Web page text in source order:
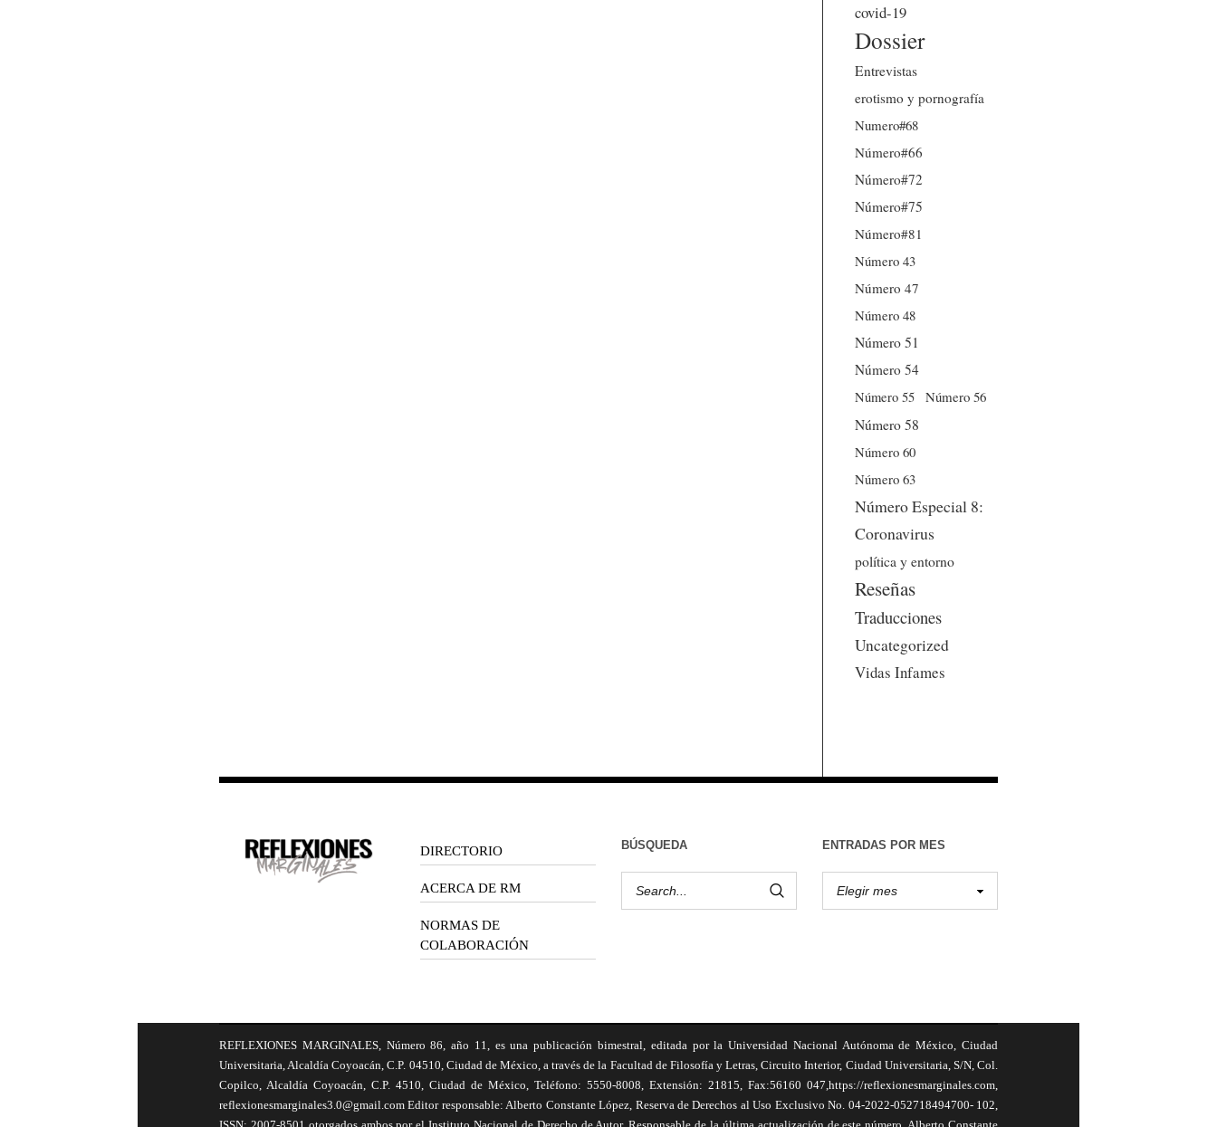
covid-19
Dossier
Entrevistas
erotismo y pornografía
Numero#68
Número#66
Número#72
Número#75
Número#81
Número 43
Número 47
Número 48
Número 51
Número 54
Número 55
Número 56
Número 58
Número 60
Número 63
Número Especial 8:
Coronavirus
política y entorno
Reseñas
Traducciones
Uncategorized
Vidas Infames
DIRECTORIO
ACERCA DE RM
NORMAS DE
COLABORACIÓN
BÚSQUEDA ENTRADAS POR MES
REFLEXIONES MARGINALES, Número 86, año 11, es una publicación bimestral, editada por la Universidad Nacional Autónoma de México, Ciudad
Universitaria, Alcaldía Coyoacán, C.P. 04510, Ciudad de México, a través de la Facultad de Filosofía y Letras, Circuito Interior, Ciudad Universitaria, S/N, Col.
Copilco, Alcaldía Coyoacán, C.P. 4510, Ciudad de México, Teléfono: 5550-8008, Extensión: 21815, Fax:56160 047,https://reflexionesmarginales.com,
reflexionesmarginales3.0@gmail.com Editor responsable: Alberto Constante López, Reserva de Derechos al Uso Exclusivo No. 04-2022-052718494700- 102,